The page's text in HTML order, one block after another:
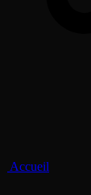
Accueil